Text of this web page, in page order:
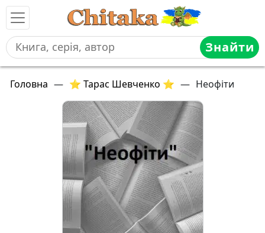
Знайти
Головна — ⭐ Тарас Шевченко ⭐ — Неофіти